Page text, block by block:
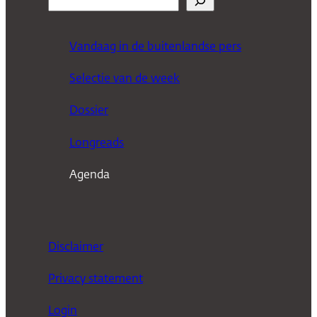
Vandaag in de buitenlandse pers
Selectie van de week
Dossier
Longreads
Agenda
Disclaimer
Privacy statement
Login